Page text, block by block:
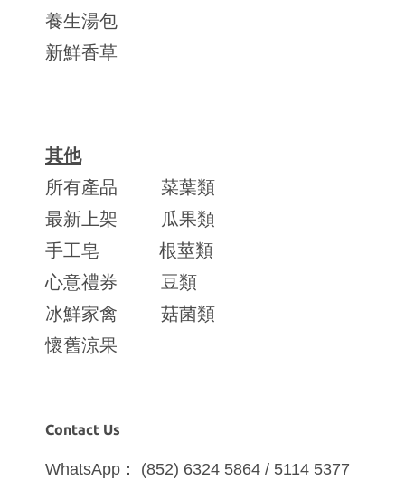
養生湯包
新鮮香草
其他
所有產品
菜葉類
最新上架
瓜果類
手工皂
根莖類
心意禮券
豆類
冰鮮家禽
菇菌類
懷舊涼果
Contact Us
WhatsApp： (852) 6324 5864 / 5114 5377